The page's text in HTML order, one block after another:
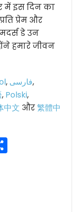
में इस दिन का
प्रेम और
डे उन
हमारे जीवन
, فارسی,
, Polski,
中文 और繁體中